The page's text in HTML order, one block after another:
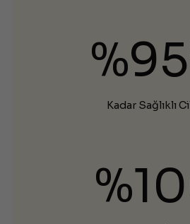
Kadar Sağlıklı